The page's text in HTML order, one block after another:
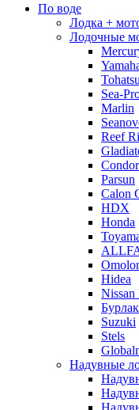
По воде
Лодка +
Лодочные
Tohatsu
Sea-
Marlin
Reef
Condor
Parsun
Calon
HDX
Honda
Hidea
Nissan
Бурлак
Suzuki
Stels
Надувные